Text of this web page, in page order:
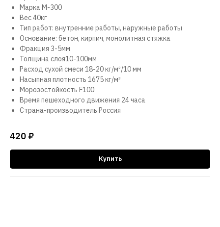
Марка М-300
Вес 40кг
Тип работ: внутренние работы, наружные работы
Основание: бетон, кирпич, монолитная стяжка
Фракция 3-5мм
Толщина слоя10-100мм
Расход сухой смеси 18-20 кг/м²/10 мм
Насыпная плотность 1675 кг/м³
Морозостойкость F100
Время пешеходного движения 24 часа
Страна-производитель Россия
420 ₽
Купить